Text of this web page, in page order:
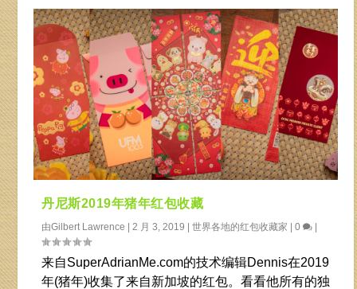
丹尼斯2019年猪年红包收藏
由Gilbert Lawrence | 2 月 3, 2019 |世界各地的红包收藏家 |0 |
来自SuperAdrianMe.com的技术编辑Dennis在2019
年(猪年)收集了来自新加坡的红包。看看他所有的独